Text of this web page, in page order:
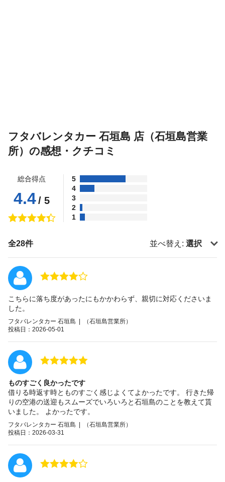
フタバレンタカー 石垣島 店（石垣島営業
所）の感想・クチコミ
総合得点
4.4/ 5
5
4
3
2
1
全28件 並べ替え: 選択
こちらに落ち度があったにもかかわらず、親切に対応くださいま
した。
フタバレンタカー 石垣島 | （石垣島営業所）
投稿日：2026-05-01
ものすごく良かったです
借りる時返す時とものすごく感じよくてよかったです。 行きた帰
りの空港の送迎もスムーズでいろいろと石垣島のことを教えて貰
いました。 よかったです。
フタバレンタカー 石垣島 | （石垣島営業所）
投稿日：2026-03-31